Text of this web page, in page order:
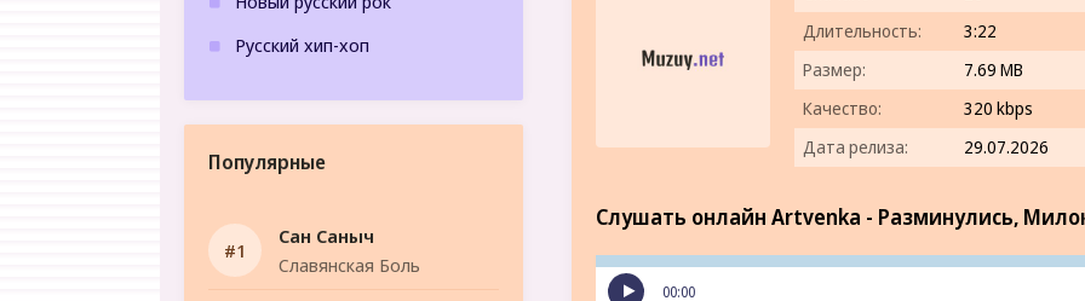
Русский хип-хоп
Популярные
Сан Саныч
Славянская Боль
Длительность:
3:22
Размер:
7.69 MB
Качество:
320 kbps
Дата релиза:
29.07.2026
Слушать онлайн Artvenka - Разминулись,
00:00